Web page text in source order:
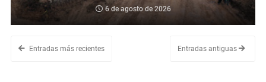
6 de agosto de 2026
Entradas más recientes Entradas antiguas